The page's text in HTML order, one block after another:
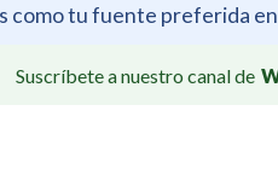
como tu fuente preferida en
Suscríbete a nuestro canal de